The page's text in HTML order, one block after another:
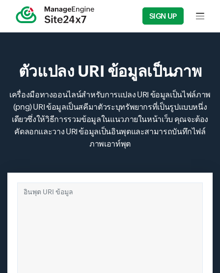
SIGN UP Input
ตัวแปลง URI ข้อมูลเป็นภาพ
เครื่องมือทางออนไลน์สำหรับการแปลง URI ข้อมูลเป็นไฟล์ภาพ
(png) URI ข้อมูลเป็นสคีมาตัวระบุทรัพยากรที่เป็นรูปแบบหนึ่ง
เดียวซึ่งให้วิธีการรวมข้อมูลในแนวภายในหน้าเว็บ คุณจะต้อง
คัดลอกและวาง URI ข้อมูลเป็นอินพุตและสามารถบันทึกไฟล์
ภาพเอาท์พุต